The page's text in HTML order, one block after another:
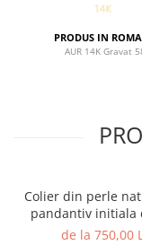
PRODUS IN
AUR 14K Gravat
Colier din perle
pandantiv initiala
14K si bilute din
de la 750,00